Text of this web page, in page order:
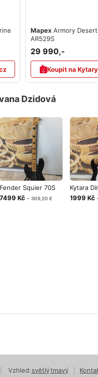
Mapex Armory
AR529S
29 990,-
Koupit na
Dzidová
Fender Squier 70S
7499 Kč ~ 309,20 €
Kytara
1999 Kč
Vzhled:světlýtmavý